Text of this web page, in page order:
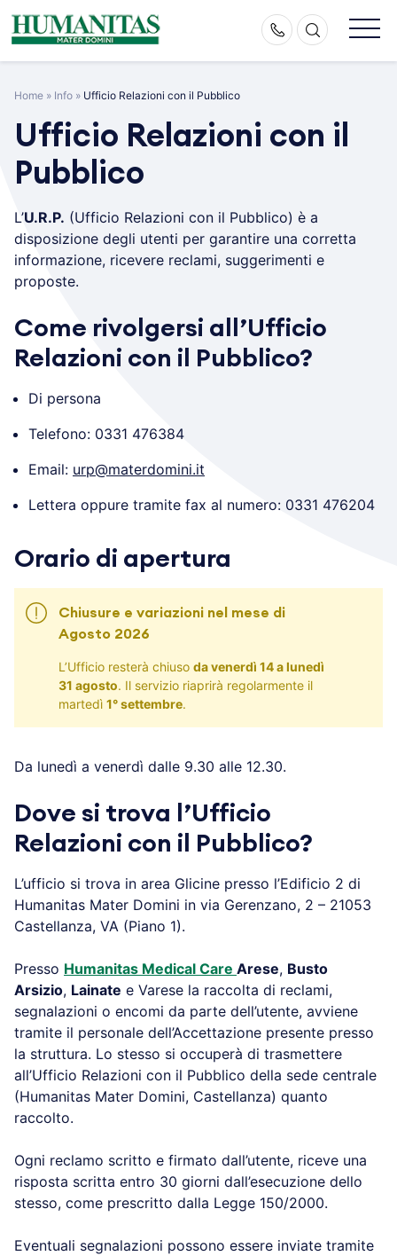
Skip
to
Home » Info » Ufficio Relazioni con il Pubblico
Ufficio Relazioni con il
Pubblico
L’U.R.P. (Ufficio Relazioni con il Pubblico) è a
disposizione degli utenti per garantire una corretta
informazione, ricevere reclami, suggerimenti e
proposte.
Come rivolgersi all’Ufficio
Relazioni con il Pubblico?
Di persona
Telefono: 0331 476384
Email: urp@materdomini.it
Lettera oppure tramite fax al numero: 0331 476204
Orario di apertura
Chiusure e variazioni nel mese di
Agosto 2026
L’Ufficio resterà chiuso da venerdì 14 a lunedì
31 agosto. Il servizio riaprirà regolarmente il
martedì 1° settembre.
Da lunedì a venerdì dalle 9.30 alle 12.30.
Dove si trova l’Ufficio
Relazioni con il Pubblico?
L’ufficio si trova in area Glicine presso l’Edificio 2 di
Humanitas Mater Domini in via Gerenzano, 2 – 21053
Castellanza, VA (Piano 1).
Presso Humanitas Medical Care Arese, Busto
Arsizio, Lainate e Varese la raccolta di reclami,
segnalazioni o encomi da parte dell’utente, avviene
tramite il personale dell’Accettazione presente presso
la struttura. Lo stesso si occuperà di trasmettere
all’Ufficio Relazioni con il Pubblico della sede centrale
(Humanitas Mater Domini, Castellanza) quanto
raccolto.
Ogni reclamo scritto e firmato dall’utente, riceve una
risposta scritta entro 30 giorni dall’esecuzione dello
stesso, come prescritto dalla Legge 150/2000.
Eventuali segnalazioni possono essere inviate tramite